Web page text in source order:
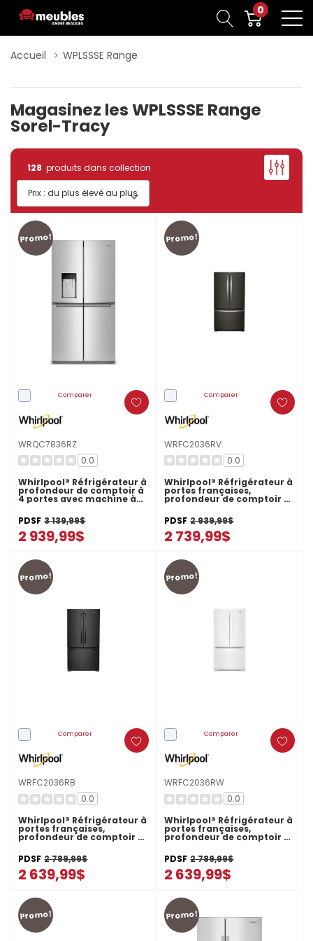
0
Accueil WPLSSSE Range
Magasinez les WPLSSSE Range
Sorel-Tracy
128 produits dans collection
Promo!
Comparer
WRQC7836RZ
0.0
Whirlpool® Réfrigérateur à
profondeur de comptoir à
4 portes avec machine à
glaçons dans la porte de
36 po WRQC7836RZ
PDSF 3 139,99$
2 939,99$
Promo!
Comparer
WRFC2036RV
0.0
Whirlpool® Réfrigérateur à
portes françaises,
profondeur de comptoir et
congélateur inférieur -
36po - 20picu WRFC2036RV
PDSF 2 939,99$
2 739,99$
Promo!
Comparer
WRFC2036RB
0.0
Whirlpool® Réfrigérateur à
portes françaises,
profondeur de comptoir et
congélateur inférieur -
36po - 20picu WRFC2036RB
PDSF 2 789,99$
2 639,99$
Promo!
Comparer
WRFC2036RW
0.0
Whirlpool® Réfrigérateur à
portes françaises,
profondeur de comptoir et
congélateur inférieur -
36po - 20picu
WRFC2036RW
PDSF 2 789,99$
2 639,99$
Promo! Promo!